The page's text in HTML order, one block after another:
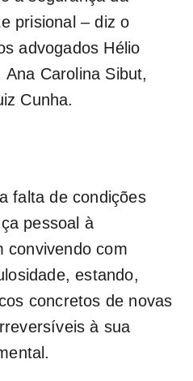
prisional – diz o
advogados Hélio
Ana Carolina Sibut,
Cunha.
falta de condições
pessoal à
convivendo com
estando,
concretos de novas
à sua